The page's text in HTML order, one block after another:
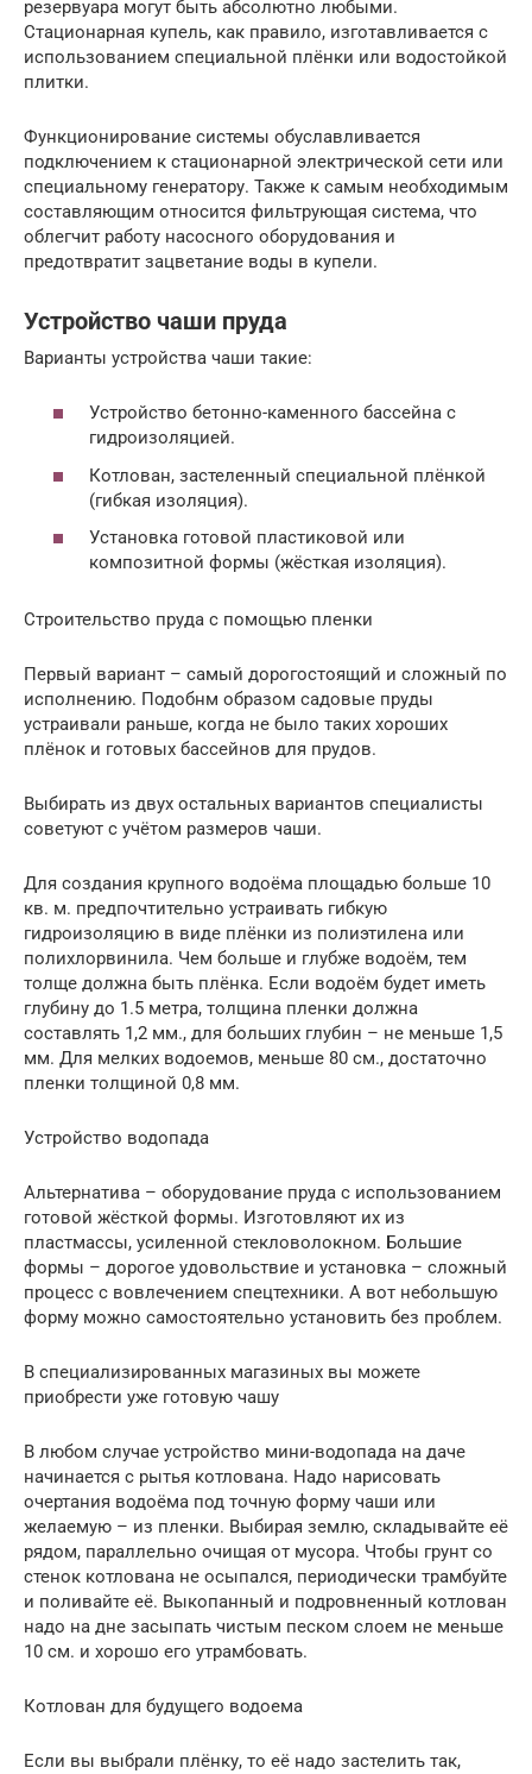
резервуара могут быть абсолютно любыми.
Стационарная купель, как правило, изготавливается с
использованием специальной плёнки или водостойкой
плитки.
Функционирование системы обуславливается
подключением к стационарной электрической сети или
специальному генератору. Также к самым необходимым
составляющим относится фильтрующая система, что
облегчит работу насосного оборудования и
предотвратит зацветание воды в купели.
Устройство чаши пруда
Варианты устройства чаши такие:
Устройство бетонно-каменного бассейна с
гидроизоляцией.
Котлован, застеленный специальной плёнкой
(гибкая изоляция).
Установка готовой пластиковой или
композитной формы (жёсткая изоляция).
Строительство пруда с помощью пленки
Первый вариант – самый дорогостоящий и сложный по
исполнению. Подобнм образом садовые пруды
устраивали раньше, когда не было таких хороших
плёнок и готовых бассейнов для прудов.
Выбирать из двух остальных вариантов специалисты
советуют с учётом размеров чаши.
Для создания крупного водоёма площадью больше 10
кв. м. предпочтительно устраивать гибкую
гидроизоляцию в виде плёнки из полиэтилена или
полихлорвинила. Чем больше и глубже водоём, тем
толще должна быть плёнка. Если водоём будет иметь
глубину до 1.5 метра, толщина пленки должна
составлять 1,2 мм., для больших глубин – не меньше 1,5
мм. Для мелких водоемов, меньше 80 см., достаточно
пленки толщиной 0,8 мм.
Устройство водопада
Альтернатива – оборудование пруда с использованием
готовой жёсткой формы. Изготовляют их из
пластмассы, усиленной стекловолокном. Большие
формы – дорогое удовольствие и установка – сложный
процесс с вовлечением спецтехники. А вот небольшую
форму можно самостоятельно установить без проблем.
В специализированных магазиных вы можете
приобрести уже готовую чашу
В любом случае устройство мини-водопада на даче
начинается с рытья котлована. Надо нарисовать
очертания водоёма под точную форму чаши или
желаемую – из пленки. Выбирая землю, складывайте её
рядом, параллельно очищая от мусора. Чтобы грунт со
стенок котлована не осыпался, периодически трамбуйте
и поливайте её. Выкопанный и подровненный котлован
надо на дне засыпать чистым песком слоем не меньше
10 см. и хорошо его утрамбовать.
Котлован для будущего водоема
Если вы выбрали плёнку, то её надо застелить так,